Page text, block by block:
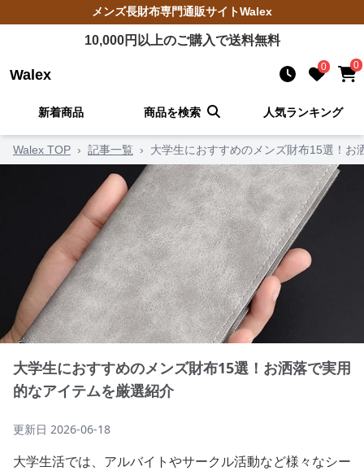
メンズ長財布専門通販サイトWalex
10,000円以上のご購入で送料無料
Walex 0 0
新着商品 商品を検索 人気ランキング
Walex TOP › 記事一覧 › 大学生におすすめのメンズ財布15選！お
大学生におすすめのメンズ財布15選！お洒落で実用
的なアイテムを厳選紹介
更新日 2026-06-18
大学生活では、アルバイトやサークル活動など様々なシー